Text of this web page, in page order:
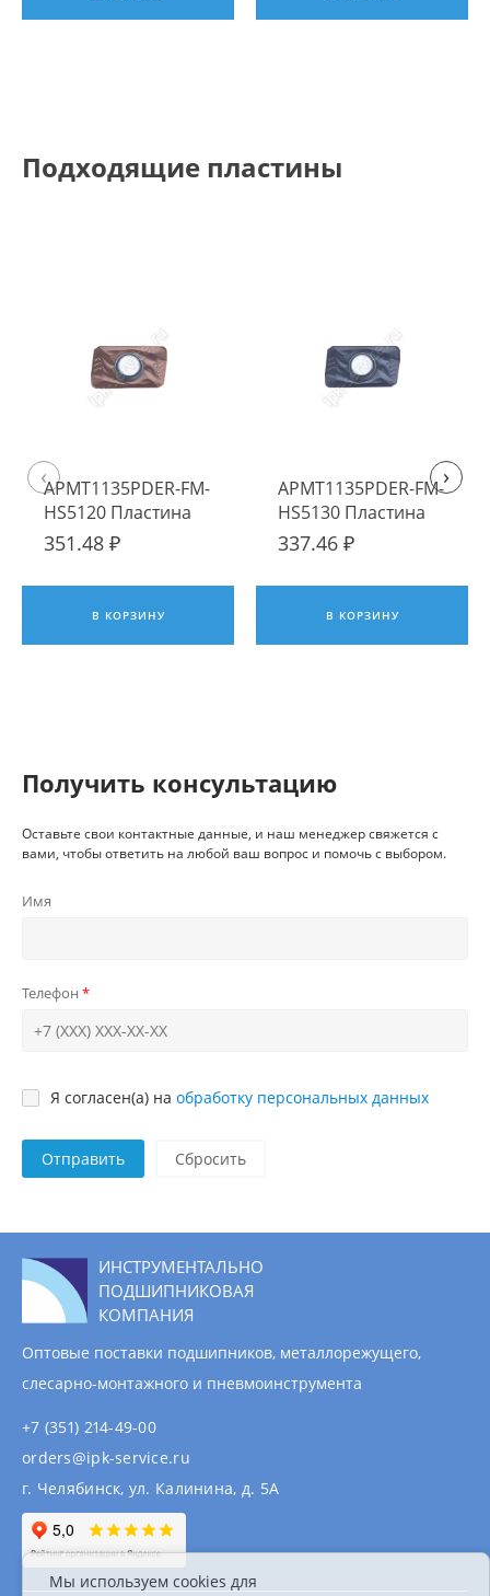
Подходящие пластины
APMT1135PDER-FM-
HS5120 Пластина
твердосплавная
351.48 ₽
В КОРЗИНУ
APMT1135PDER-FM-
HS5130 Пластина
твердосплавная
337.46 ₽
В КОРЗИНУ
‹ ›
Получить консультацию
Оставьте свои контактные данные, и наш менеджер свяжется с
вами, чтобы ответить на любой ваш вопрос и помочь с выбором.
Имя
Телефон
Я согласен(а) на обработку персональных данных
Отправить
ИНСТРУМЕНТАЛЬНО
ПОДШИПНИКОВАЯ
КОМПАНИЯ
Оптовые поставки подшипников, металлорежущего,
слесарно-монтажного и пневмоинструмента
+7 (351) 214-49-00
orders@ipk-service.ru
г. Челябинск, ул. Калинина, д. 5А
Мы используем cookies для